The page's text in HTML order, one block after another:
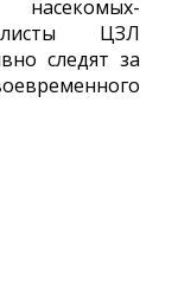
ЦЗЛ
следят за